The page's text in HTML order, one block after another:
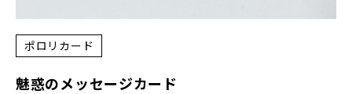
ポロリカード
魅惑のメッセージカード